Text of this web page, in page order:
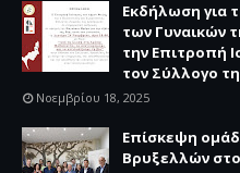
Εκδήλωση για
των Γυναικών
την Επιτροπή
τον Σύλλογο
Νοεμβρίου 18, 2025
Επίσκεψη
Βρυξελλών